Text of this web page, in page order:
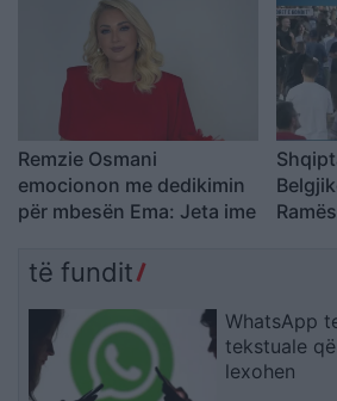
Remzie Osmani
emocionon me dedikimin
për mbesën Ema: Jeta ime
të fundit
WhatsApp
tekstuale
lexohen